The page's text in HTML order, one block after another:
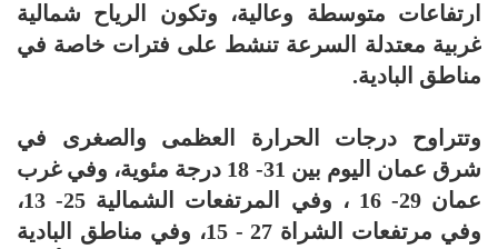
ارتفاعات متوسطة وعالية، وتكون الرياح شمالية
غربية معتدلة السرعة تنشط على فترات خاصة في
مناطق البادية.
وتتراوح درجات الحرارة العظمى والصغرى في
شرق عمان اليوم بين 31- 18 درجة مئوية، وفي غرب
عمان 29- 16 ، وفي المرتفعات الشمالية 25- 13،
وفي مرتفعات الشراة 27 - 15، وفي مناطق البادية